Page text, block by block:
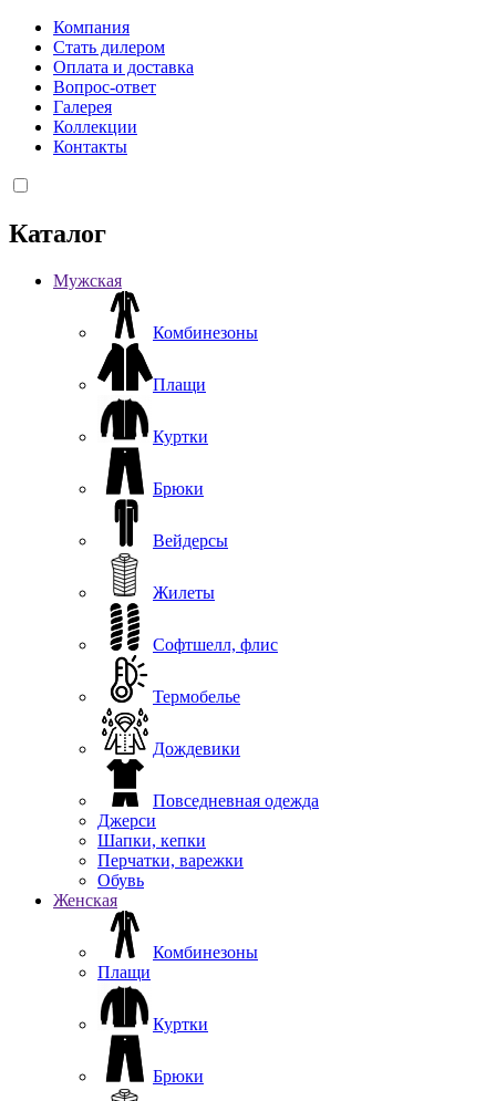
Компания
Стать дилером
Оплата и доставка
Вопрос-ответ
Галерея
Коллекции
Контакты
Каталог
Мужская
Комбинезоны
Плащи
Куртки
Брюки
Вейдерсы
Жилеты
Софтшелл, флис
Термобелье
Дождевики
Повседневная одежда
Джерси
Шапки, кепки
Перчатки, варежки
Обувь
Женская
Комбинезоны
Плащи
Куртки
Брюки